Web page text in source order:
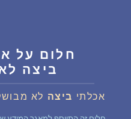
רכישת אוצר החלומות $
חלום על
ביצה
אכלתי ביצה לא